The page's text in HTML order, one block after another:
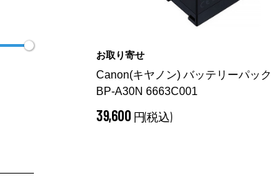
お取り寄せ
Canon(キヤノン) バッテリーパック
BP-A30N 6663C001
39,600 円(税込)